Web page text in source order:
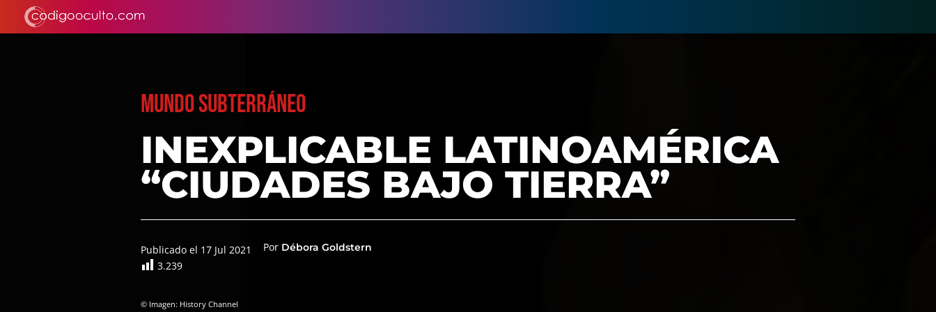
MUNDO SUBTERRÁNEO
INEXPLICABLE LATINOAMÉRICA
“CIUDADES BAJO TIERRA”
Publicado el 17 Jul 2021 Por Débora Goldstern
3.239
© Imagen: History Channel